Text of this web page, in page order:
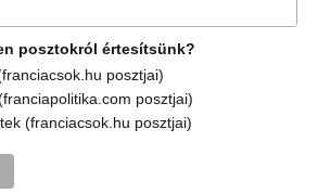
posztokról értesítsünk?
posztjai)
posztjai)
(franciacsok.hu posztjai)